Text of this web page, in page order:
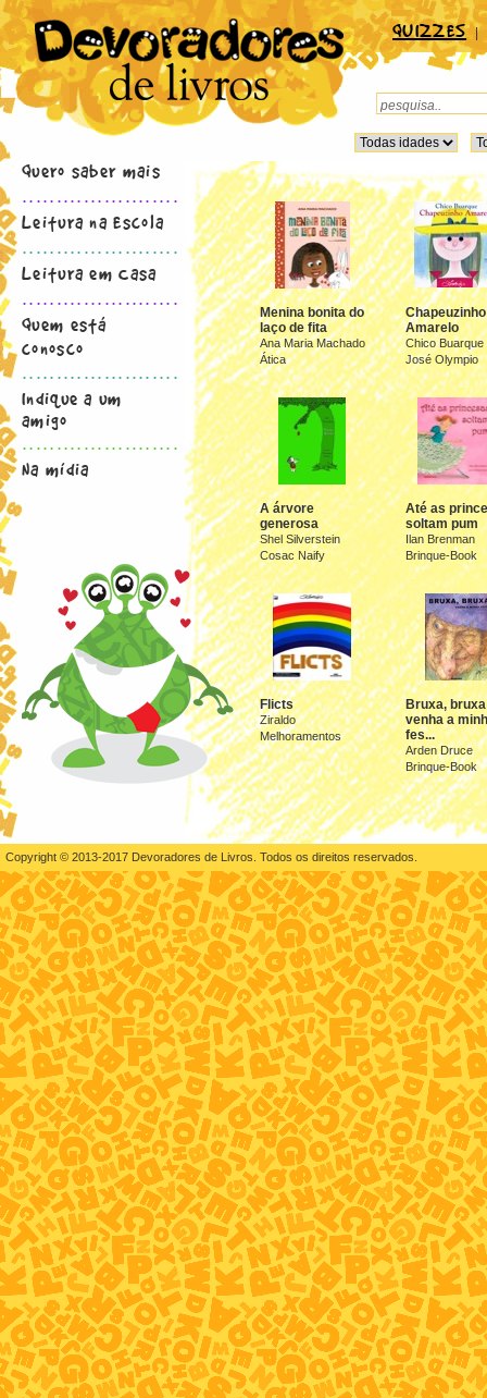
QUIZZES |
Quero saber mais
.......................
Leitura na Escola
.......................
Leitura em Casa
.......................
Quem está
conosco
.......................
Indique a um
amigo
.......................
Na mídia
Menina bonita do
laço de fita
Ana Maria Machado
Ática
Chapeuzinho
Amarelo
Chico Buarque
José Olympio
A árvore
generosa
Shel Silverstein
Cosac Naify
Até as
soltam pum
Ilan Brenman
Brinque-Book
Flicts
Ziraldo
Melhoramentos
Bruxa, bruxa
venha a
fes...
Arden Druce
Brinque-Book
Copyright © 2013-2017 Devoradores de Livros. Todos os direitos reservados.